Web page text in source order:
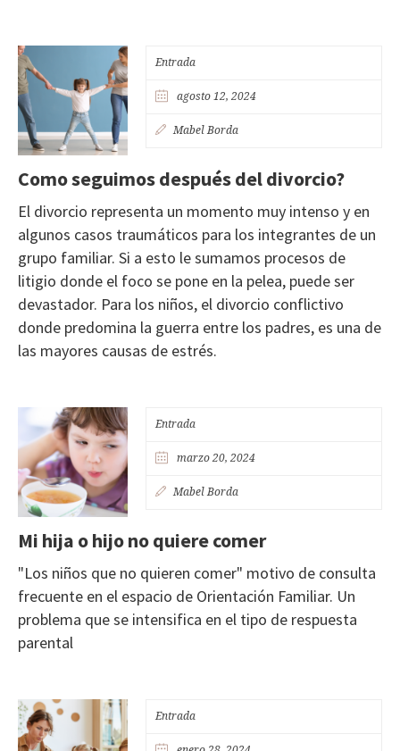
Entrada
agosto 12, 2024
Mabel Borda
Como seguimos después del divorcio?
El divorcio representa un momento muy intenso y en
algunos casos traumáticos para los integrantes de un
grupo familiar. Si a esto le sumamos procesos de
litigio donde el foco se pone en la pelea, puede ser
devastador. Para los niños, el divorcio conflictivo
donde predomina la guerra entre los padres, es una de
las mayores causas de estrés.
Entrada
marzo 20, 2024
Mabel Borda
Mi hija o hijo no quiere comer
"Los niños que no quieren comer" motivo de consulta
frecuente en el espacio de Orientación Familiar. Un
problema que se intensifica en el tipo de respuesta
parental
Entrada